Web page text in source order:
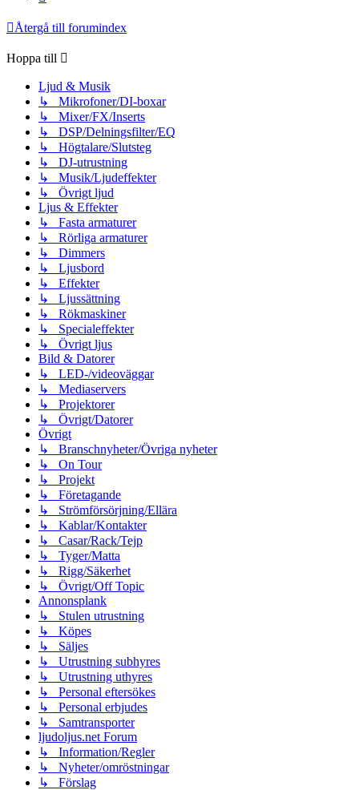
Återgå till forumindex
Hoppa till
Ljud & Musik
↳ Mikrofoner/DI-boxar
↳ Mixer/FX/Inserts
↳ DSP/Delningsfilter/EQ
↳ Högtalare/Slutsteg
↳ DJ-utrustning
↳ Musik/Ljudeffekter
↳ Övrigt ljud
Ljus & Effekter
↳ Fasta armaturer
↳ Rörliga armaturer
↳ Dimmers
↳ Ljusbord
↳ Effekter
↳ Ljussättning
↳ Rökmaskiner
↳ Specialeffekter
↳ Övrigt ljus
Bild & Datorer
↳ LED-/videoväggar
↳ Mediaservers
↳ Projektorer
↳ Övrigt/Datorer
Övrigt
↳ Branschnyheter/Övriga nyheter
↳ On Tour
↳ Projekt
↳ Företagande
↳ Strömförsörjning/Ellära
↳ Kablar/Kontakter
↳ Casar/Rack/Tejp
↳ Tyger/Matta
↳ Rigg/Säkerhet
↳ Övrigt/Off Topic
Annonsplank
↳ Stulen utrustning
↳ Köpes
↳ Säljes
↳ Utrustning subhyres
↳ Utrustning uthyres
↳ Personal eftersökes
↳ Personal erbjudes
↳ Samtransporter
ljudoljus.net Forum
↳ Information/Regler
↳ Nyheter/omröstningar
↳ Förslag